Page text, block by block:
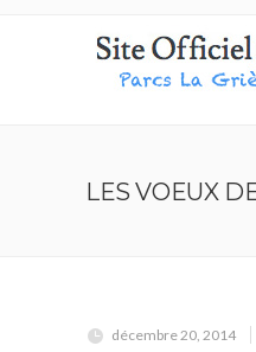
LES VOEUX
décembre 20, 2014